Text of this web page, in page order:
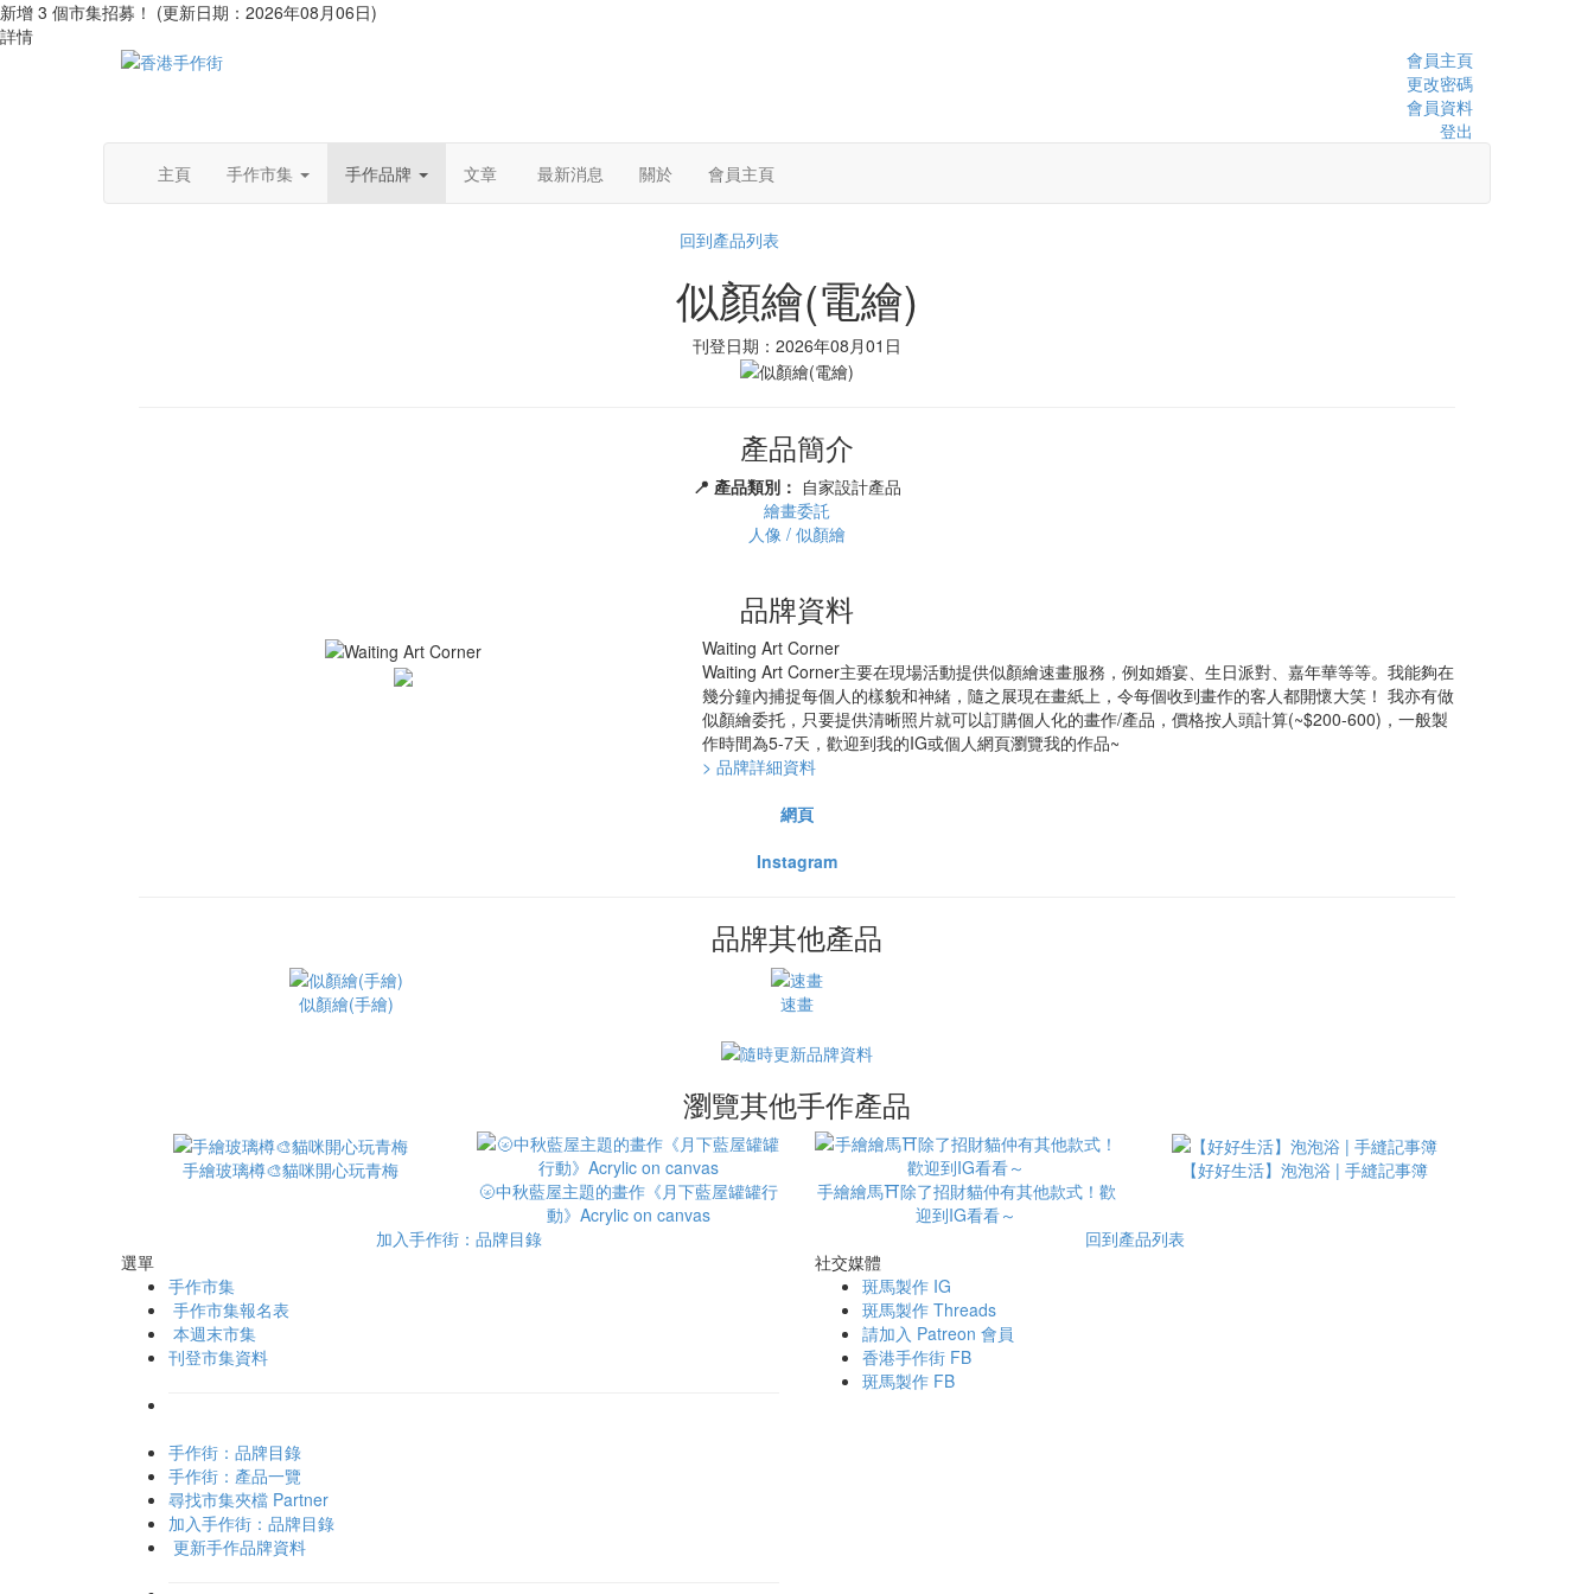
新增 3 個市集招募！ (更新日期：2026年08月06日)
詳情
會員主頁
更改密碼
會員資料
登出
主頁
手作市集 手作品牌 文章 最新消息 關於 會員主頁
回到產品列表
似顏繪(電繪)
刊登日期：2026年08月01日
產品簡介
📍 產品類別： 自家設計產品
繪畫委託
人像 / 似顏繪
品牌資料
Waiting Art Corner
Waiting Art Corner主要在現場活動提供似顏繪速畫服務，例如婚宴、生日派對、嘉年華等等。我能夠在
幾分鐘內捕捉每個人的樣貌和神緒，隨之展現在畫紙上，令每個收到畫作的客人都開懷大笑！ 我亦有做
似顏繪委托，只要提供清晰照片就可以訂購個人化的畫作/產品，價格按人頭計算(~$200-600)，一般製
作時間為5-7天，歡迎到我的IG或個人網頁瀏覽我的作品~
> 品牌詳細資料
網頁
Instagram
品牌其他產品
似顏繪(手繪) 速畫
瀏覽其他手作產品
手繪玻璃樽🎨貓咪開心玩青梅
🌝中秋藍屋主題的畫作《月下藍屋罐罐行
動》Acrylic on canvas
手繪繪馬⛩️除了招財貓仲有其他款式！歡
迎到IG看看～
【好好生活】泡泡浴 | 手縫記事簿
加入手作街：品牌目錄
回到產品列表
選單
手作市集
手作市集報名表
本週末市集
刊登市集資料
手作街：品牌目錄
手作街：產品一覽
尋找市集夾檔 Partner
加入手作街：品牌目錄
更新手作品牌資料
社交媒體
斑馬製作 IG
斑馬製作 Threads
請加入 Patreon 會員
香港手作街 FB
斑馬製作 FB